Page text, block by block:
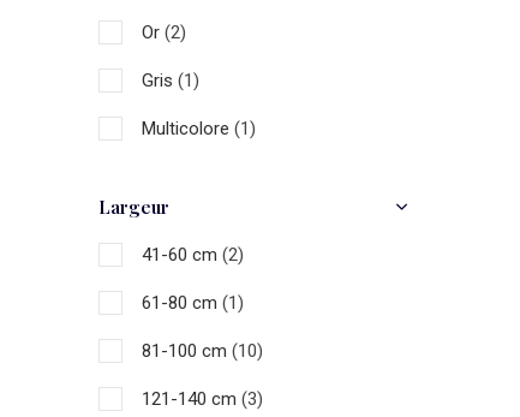
Or (2)
Gris (1)
Multicolore (1)
Largeur
41-60 cm (2)
61-80 cm (1)
81-100 cm (10)
121-140 cm (3)